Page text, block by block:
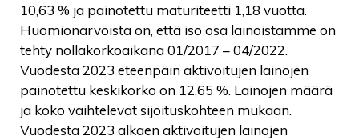
10,63 % ja painotettu maturiteetti 1,18 vuotta.
Huomionarvoista on, että iso osa lainoistamme on
tehty nollakorkoaikana 01/2017 – 04/2022.
Vuodesta 2023 eteenpäin aktivoitujen lainojen
painotettu keskikorko on 12,65 %. Lainojen määrä
ja koko vaihtelevat sijoituskohteen mukaan.
Vuodesta 2023 alkaen aktivoitujen lainojen